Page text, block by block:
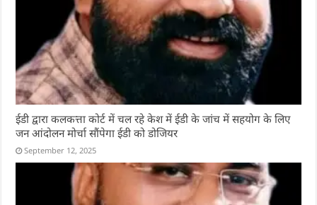
ईडी द्वारा कलकत्ता कोर्ट में चल रहे केश में ईडी के जांच में सहयोग के लिए
जन आंदोलन मोर्चा सौंपेगा ईडी को डोजियर
September 12, 2025